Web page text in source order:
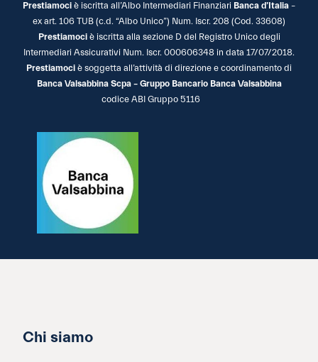
Prestiamoci è iscritta all’Albo Intermediari Finanziari Banca d’Italia –
ex art. 106 TUB (c.d. “Albo Unico”) Num. Iscr. 208 (Cod. 33608)
Prestiamociè iscritta alla sezione D del Registro Unico degli
Intermediari Assicurativi Num. Iscr. 000606348 in data 17/07/2018.
Prestiamoci è soggetta all’attività di direzione e coordinamento di
Banca Valsabbina Scpa – Gruppo Bancario Banca Valsabbina
codice ABI Gruppo 5116
Chi siamo